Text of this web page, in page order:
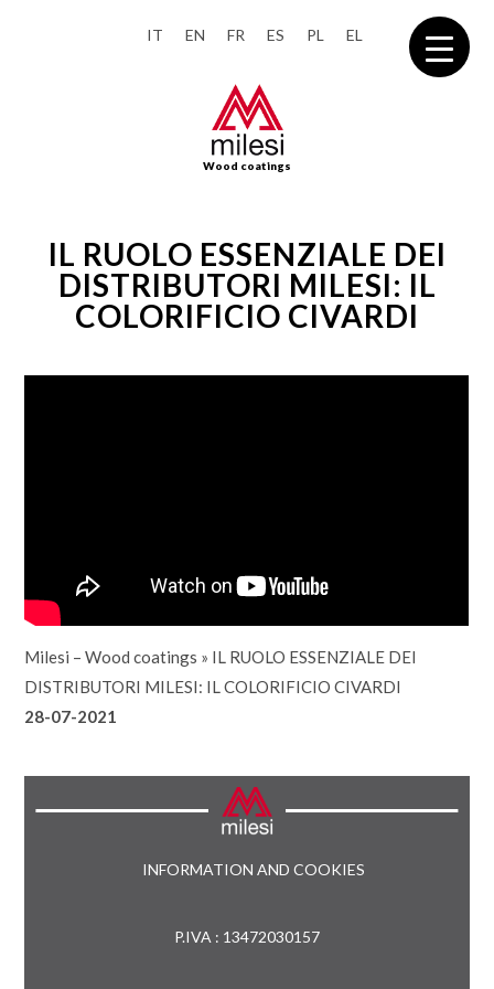
IT EN FR ES PL EL
Wood coatings
IL RUOLO ESSENZIALE DEI
DISTRIBUTORI MILESI: IL
COLORIFICIO CIVARDI
Milesi – Wood coatings » IL RUOLO ESSENZIALE DEI
DISTRIBUTORI MILESI: IL COLORIFICIO CIVARDI
28-07-2021
INFORMATION AND COOKIES
P.IVA : 13472030157